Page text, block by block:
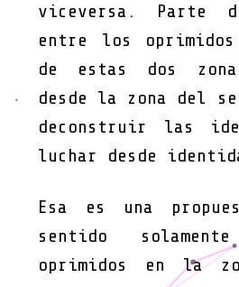
viceversa. Parte
entre los oprimidos
de estas dos
desde la zona del
deconstruir las
luchar desde
Esa es una
sentido
oprimidos en la